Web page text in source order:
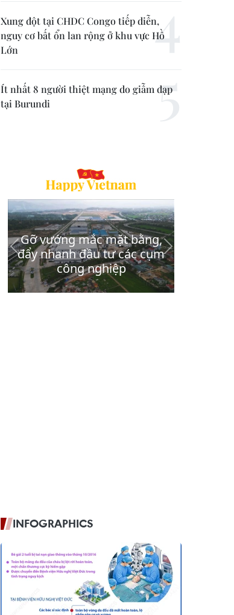
Xung đột tại CHDC Congo tiếp diễn,
nguy cơ bất ổn lan rộng ở khu vực Hồ
Lớn
Ít nhất 8 người thiệt mạng do giẫm đạp
tại Burundi
INFOGRAPHICS